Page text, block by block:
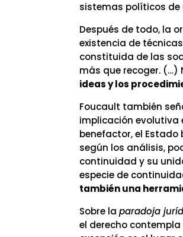
sistemas políticos de
Después de todo, la
existencia de
constituida de las
más que recoger. (…)
ideas y los
Foucault también
implicación evolutiva
benefactor, el
según los análisis,
continuidad y su
especie de
también una
Sobre laparadoja
el derecho